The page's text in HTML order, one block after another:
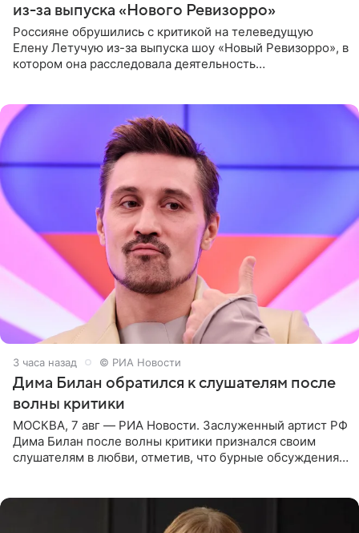
из-за выпуска «Нового Ревизорро»
Россияне обрушились с критикой на телеведущую
Елену Летучую из-за выпуска шоу «Новый Ревизорро», в
котором она расследовала деятельность
3 часа назад © РИА Новости
Дима Билан обратился к слушателям после
волны критики
МОСКВА, 7 авг — РИА Новости. Заслуженный артист РФ
Дима Билан после волны критики признался своим
слушателям в любви, отметив, что бурные обсуждения